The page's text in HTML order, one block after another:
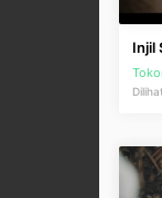
Injil